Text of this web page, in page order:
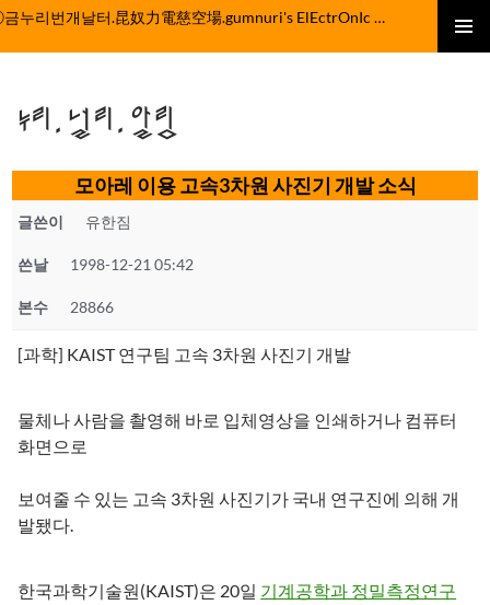
컨
뛰
기
ⓒ금누리번개날터.昆奴力電慈空場.gumnuri's ElEctrOnIc fActOrY
누리.널리.알림
모아레 이용 고속3차원 사진기 개발 소식
글쓴이 유한짐
쓴날 1998-12-21 05:42
본수 28866
[과학] KAIST 연구팀 고속 3차원 사진기 개발
물체나 사람을 촬영해 바로 입체영상을 인쇄하거나 컴퓨터
화면으로
보여줄 수 있는 고속 3차원 사진기가 국내 연구진에 의해 개
발됐다.
한국과학기술원(KAIST)은 20일 기계공학과 정밀측정연구